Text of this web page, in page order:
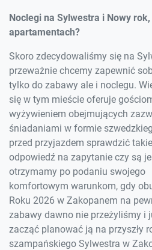
Noclegi na Sylwestra i Nowy
apartamentach?
Skoro zdecydowaliśmy się na
przeważnie chcemy zapewnić
tylko do zabawy ale i noclegu.
się w tym mieście oferuje
wyżywieniem obejmujących
śniadaniami w formie
przed przyjazdem sprawdzić
odpowiedź na zapytanie czy są
otrzymamy po podaniu swojego
komfortowym warunkom, gdy
Roku 2026 w Zakopanem na
zabawy dawno nie przeżyliśmy i
zacząć planować ją na przyszły
szampańskiego Sylwestra w